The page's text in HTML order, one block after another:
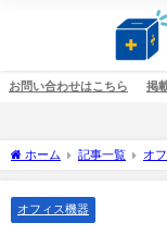
お問い合わせはこちら 掲
ホーム 記事一覧 オ
オフィス機器